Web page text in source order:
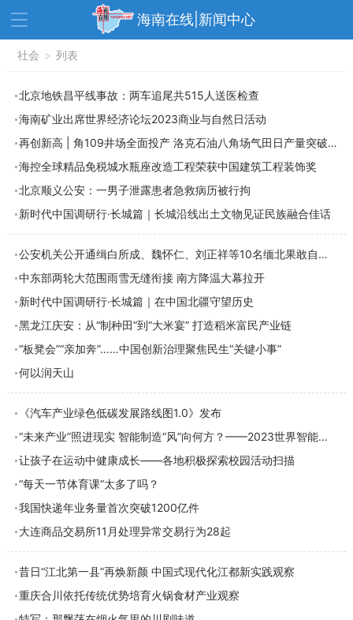
海南在线|新闻中心
资讯中心
文体 消费 财经
教育 健康 房产
家装 交通 美食
生活 演出 活动
展会 走读海南 周末去哪儿
人才在线 天涯企服
社会 > 列表
北京地铁昌平线事故：两车追尾共515人送医检查
海南矿业出席世界经济论坛2023商业与自然日活动
再创新高 | 角109井场全面投产 洛克石油八角场气田日产量突破260万方
海控全球精品免税城水瓶座改造工程荣获中国建筑工程装饰奖
北京顺义公安：一男子泄露患者急救病历被行拘
新时代中国调研行·长城篇｜长城沿线出土文物见证民族融合佳话
公安机关公开通缉白所成、魏怀仁、刘正祥等10名缅北果敢自治区电信网络诈骗犯罪集团重
中东部两轮大范围雨雪无缝衔接 南方降温大幕拉开
新时代中国调研行·长城篇｜在中国北疆守望历史
黑龙江庆安：从“制种田”到“大米宴” 打造稻米富民产业链
“板凳会”“亲加奔”……中国创新治理聚焦民生“关键小事”
何以润天山
《汽车产业绿色低碳发展路线图1.0》发布
“未来产业”照进现实 智能制造“风”向何方？——2023世界智能制造大会观察
让孩子在运动中健康成长——各地积极探索校园活动扫描
“每天一节体育课”太多了吗？
我国快递年业务量首次突破1200亿件
大连商品交易所11月处理异常交易行为28起
昔日“江北第一县”再焕新颜 中国式现代化江都新实践观察
重庆合川依托传统优势培育火锅食材产业观察